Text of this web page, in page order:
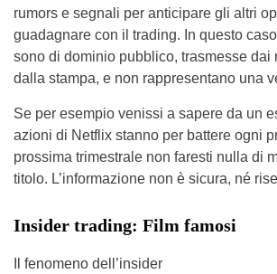
rumors e segnali per anticipare gli altri
guadagnare con il trading. In questo
sono di dominio pubblico, trasmesse dai
dalla stampa, e non rappresentano una
Se per esempio venissi a sapere da un
azioni di Netflix stanno per battere ogni
prossima trimestrale non faresti nulla di
titolo. L’informazione non è sicura, né
Insider trading: Film famosi
Il fenomeno dell’insider